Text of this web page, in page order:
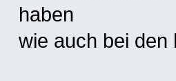
haben
wie auch bei den